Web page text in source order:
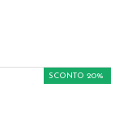
SCONTO 20%